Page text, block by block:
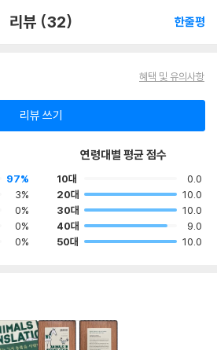
리뷰 (32) 한줄평
혜택 및 유의사항
리뷰 쓰기
97%
3%
0%
0%
0%
연령대별 평균 점수
10대
0.0
20대
10.0
30대
10.0
40대
9.0
50대
10.0